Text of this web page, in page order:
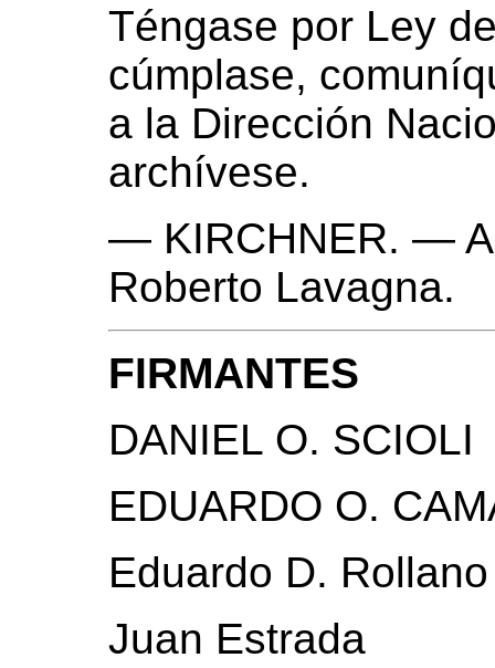
Téngase por Ley
cúmplase,
a la Dirección
archívese.
— KIRCHNER. —
Roberto Lavagna.
FIRMANTES
DANIEL O. SCIOLI
EDUARDO O.
Eduardo D. Rollano
Juan Estrada